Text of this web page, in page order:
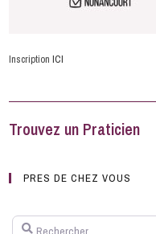
Inscription ICI
Trouvez un Praticien
PRES DE CHEZ VOUS
Rechercher